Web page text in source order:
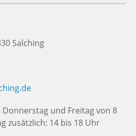
Salching
und Freitag von 8
zusätzlich: 14 bis 18 Uhr